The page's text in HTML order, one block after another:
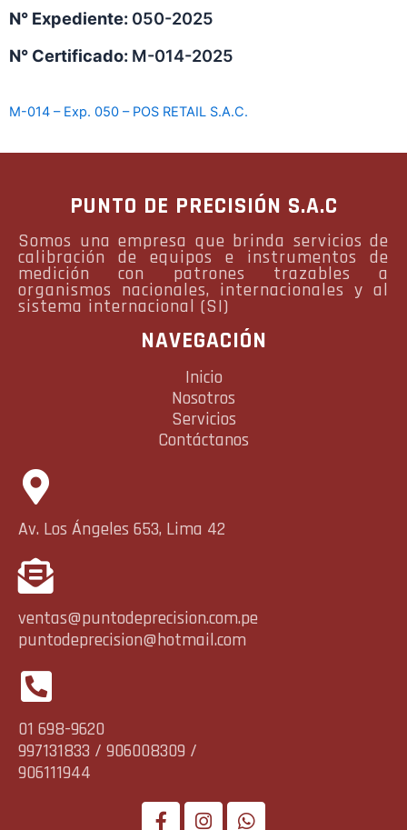
N° Expediente: 050-2025
N° Certificado: M-014-2025
M-014 – Exp. 050 – POS RETAIL S.A.C.
PUNTO DE PRECISIÓN S.A.C
Somos una empresa que brinda servicios de
calibración de equipos e instrumentos de
medición con patrones trazables a
organismos nacionales, internacionales y al
sistema internacional (SI)
NAVEGACIÓN
Inicio
Nosotros
Servicios
Contáctanos
Av. Los Ángeles 653, Lima 42
ventas@puntodeprecision.com.pe
puntodeprecision@hotmail.com
01 698-9620
997131833 / 906008309 /
906111944